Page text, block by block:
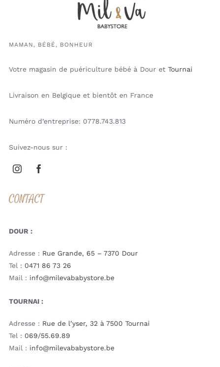
MAMAN, BÉBÉ, BONHEUR
Votre magasin de puériculture bébé à Dour et Tournai
Livraison en Belgique et bientôt en France
Numéro d’entreprise: 0778.743.813
Suivez-nous sur :
CONTACT
DOUR :
Adresse : Rue Grande, 65 – 7370 Dour
Tel : 0471 86 73 26
Mail : info@milevababystore.be
TOURNAI :
Adresse : Rue de l’yser, 32 à 7500 Tournai
Tel : 069/55.69.89
Mail : info@milevababystore.be